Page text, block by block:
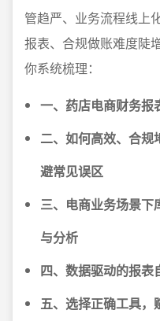
管趋严、业务流程线上
报表、合规做账难度陡
你系统梳理：
一、药店电商财务报
二、如何高效、合规
避常见误区
三、电商业务场景下
与分析
四、数据驱动的报表
五、选择正确工具，